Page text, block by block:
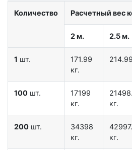
Количество Расчетный вес
2 м. 2.5 м.
1 шт.
171.99
кг.
100 шт.
17199
кг.
кг.
200 шт.
34398
кг.
кг.